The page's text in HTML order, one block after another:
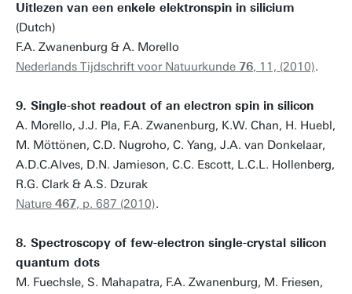
Uitlezen van een enkele elektronspin in silicium
(Dutch)
F.A. Zwanenburg & A. Morello
Nederlands Tijdschrift voor Natuurkunde 76, 11, (2010).
9. Single-shot readout of an electron spin in silicon
A. Morello, J.J. Pla, F.A. Zwanenburg, K.W. Chan, H. Huebl,
M. Möttönen, C.D. Nugroho, C. Yang, J.A. van Donkelaar,
A.D.C.Alves, D.N. Jamieson, C.C. Escott, L.C.L. Hollenberg,
R.G. Clark & A.S. Dzurak
Nature 467, p. 687 (2010).
8. Spectroscopy of few-electron single-crystal silicon
quantum dots
M. Fuechsle, S. Mahapatra, F.A. Zwanenburg, M. Friesen,